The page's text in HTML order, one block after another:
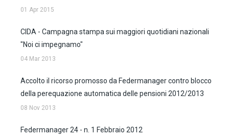
01 Apr 2015
CIDA - Campagna stampa sui maggiori quotidiani nazionali
"Noi ci impegnamo"
04 Mar 2013
Accolto il ricorso promosso da Federmanager contro blocco
della perequazione automatica delle pensioni 2012/2013
08 Nov 2013
Federmanager 24 - n. 1 Febbraio 2012